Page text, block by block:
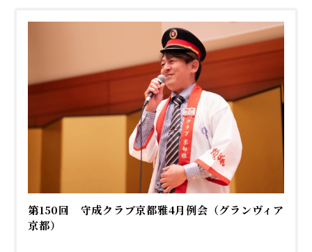
第150回 守成クラブ京都雅4月例会（グランヴィア
京都）